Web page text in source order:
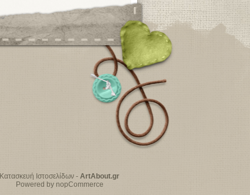
Κατασκευή Ιστοσελίδων - ArtAbout.gr
Powered by nopCommerce